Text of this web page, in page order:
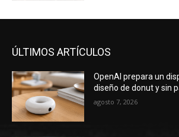
ÚLTIMOS ARTÍCULOS
OpenAI prepara un
diseño de donut y sin
agosto 7, 2026